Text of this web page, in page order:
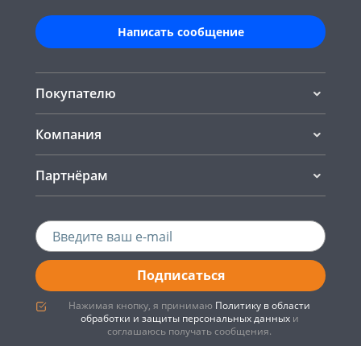
Написать сообщение
Покупателю
Компания
Партнёрам
Подписаться
Нажимая кнопку, я принимаю Политику в области
обработки и защиты персональных данныхи
соглашаюсь получать сообщения.